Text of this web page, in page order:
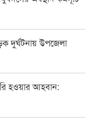
দুর্ঘটনায় উপজেলা
হওয়ার আহবান: